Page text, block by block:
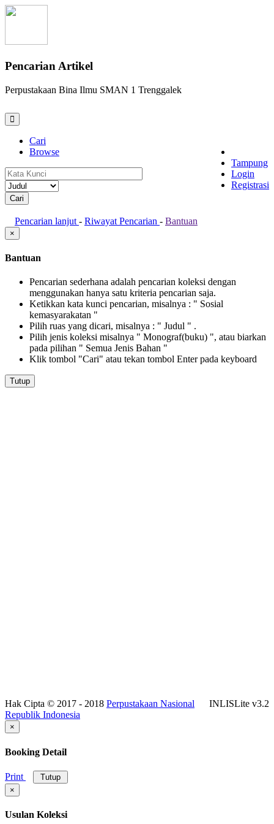
Pencarian Artikel
Perpustakaan Bina Ilmu SMAN 1 Trenggalek
Tampung
Login
Registrasi
Cari
Browse
Pencarian lanjut - Riwayat Pencarian - Bantuan
×
Bantuan
Pencarian sederhana adalah pencarian koleksi dengan
menggunakan hanya satu kriteria pencarian saja.
Ketikkan kata kunci pencarian, misalnya : " Sosial
kemasyarakatan "
Pilih ruas yang dicari, misalnya : " Judul " .
Pilih jenis koleksi misalnya " Monograf(buku) ", atau biarkan
pada pilihan " Semua Jenis Bahan "
Klik tombol "Cari" atau tekan tombol Enter pada keyboard
Tutup
INLISLite v3.2
Hak Cipta © 2017 - 2018 Perpustakaan Nasional
Republik Indonesia
×
Booking Detail
Print
Tutup
×
Usulan Koleksi